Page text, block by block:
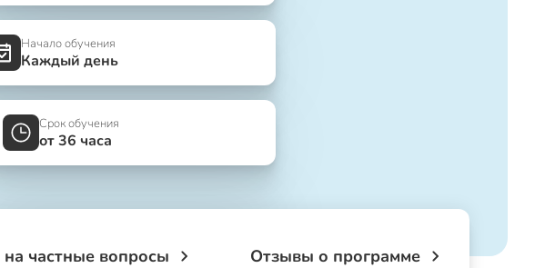
Начало обучения
Каждый день
Срок обучения
от 36 часа
частные вопросы Отзывы о программе